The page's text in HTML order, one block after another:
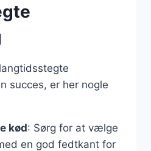
succes, er her nogle
kød: Sørg for at vælge
en god fedtkant for